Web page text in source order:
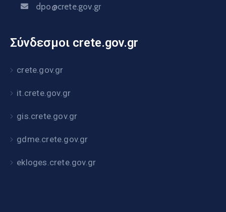
dpo@crete.gov.gr
Σύνδεσμοι crete.gov.gr
crete.gov.gr
it.crete.gov.gr
gis.crete.gov.gr
gdme.crete.gov.gr
ekloges.crete.gov.gr